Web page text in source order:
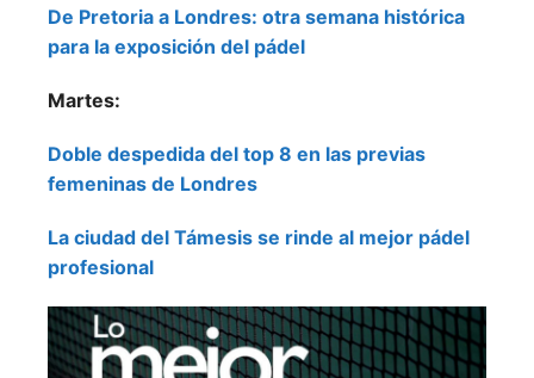
De Pretoria a Londres: otra semana histórica
para la exposición del pádel
Martes:
Doble despedida del top 8 en las previas
femeninas de Londres
La ciudad del Támesis se rinde al mejor pádel
profesional